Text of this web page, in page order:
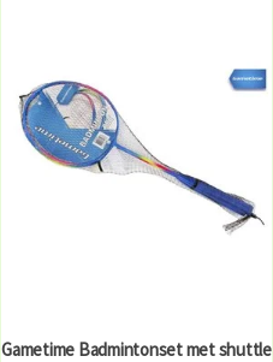
Gametime Badmintonset met shuttle